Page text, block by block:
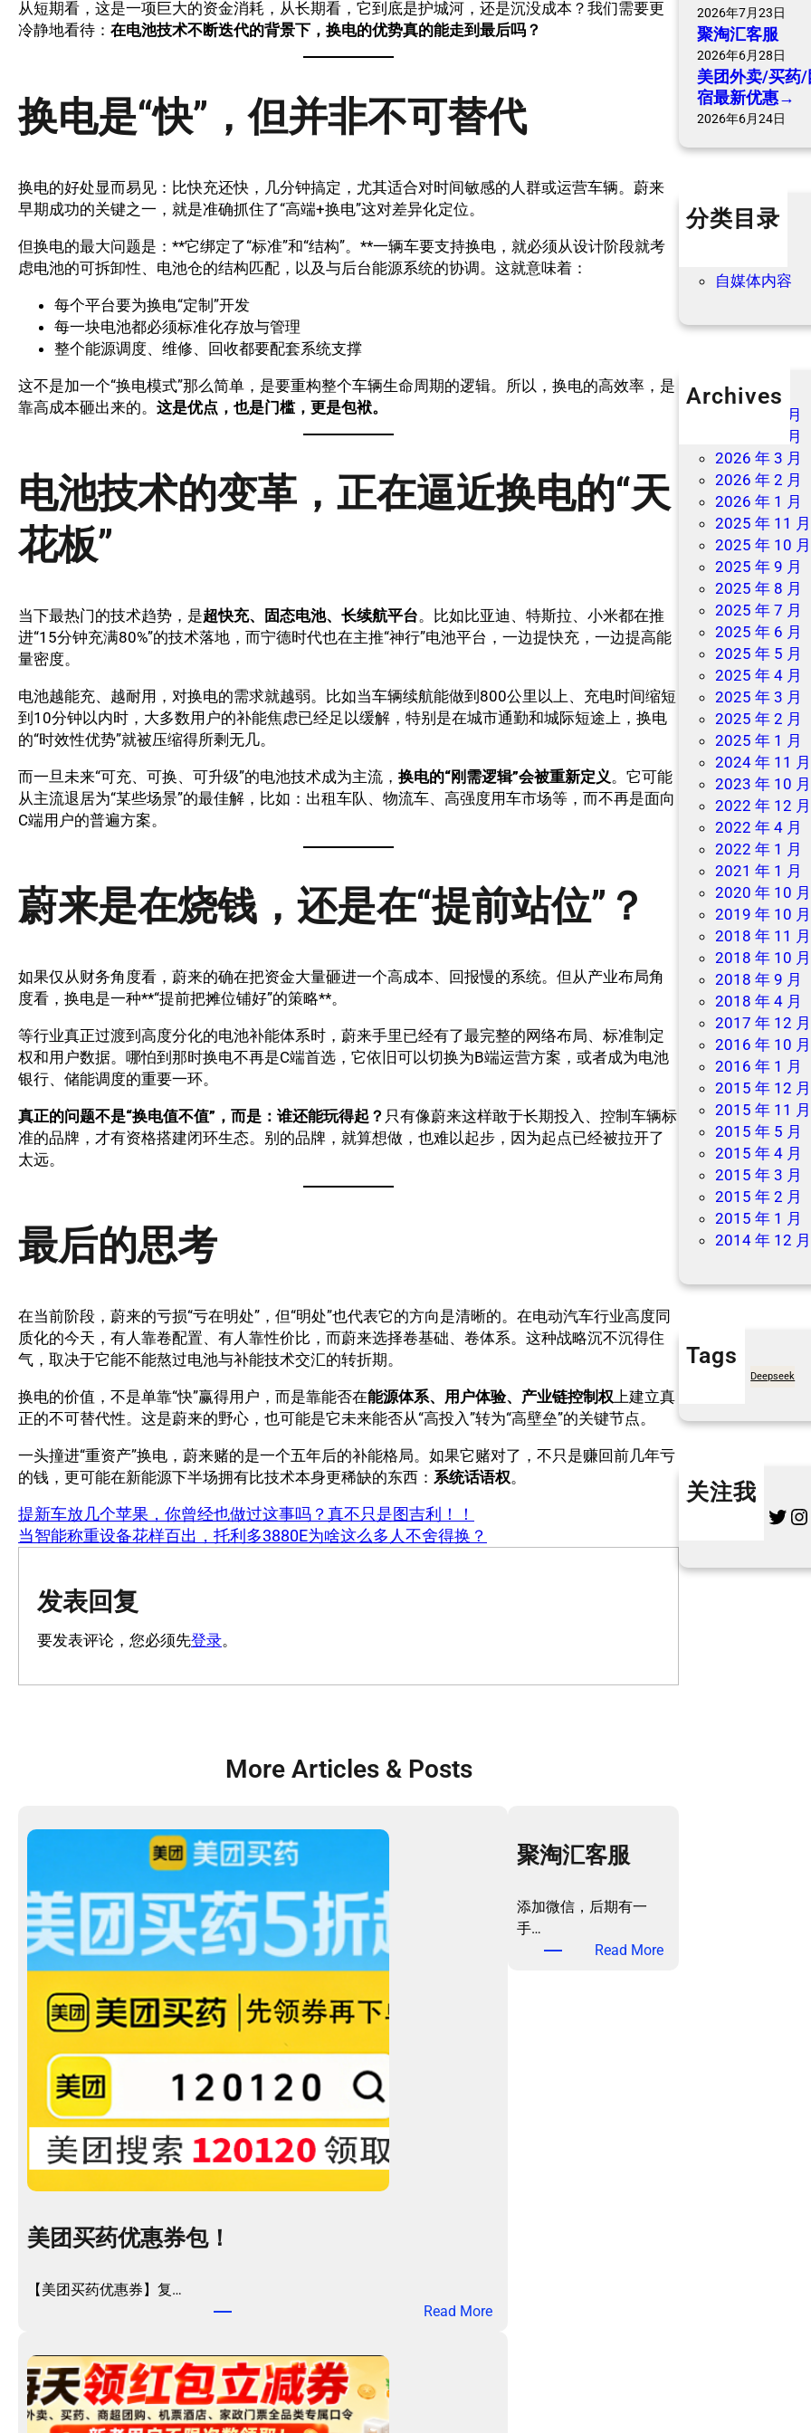
从短期看，这是一项巨大的资金消耗，从长期看，它到底是护城河，还是沉没成本？我们需要更
冷静地看待： 在电池技术不断迭代的背景下，换电的优势真的能走到最后吗？
换电是“快”，但并非不可替代
换电的好处显而易见：比快充还快，几分钟搞定，尤其适合对时间敏感的人群或运营车辆。蔚来
早期成功的关键之一，就是准确抓住了“高端+换电”这对差异化定位。
但换电的最大问题是：**它绑定了“标准”和“结构”。**一辆车要支持换电，就必须从设计阶段就考
虑电池的可拆卸性、电池仓的结构匹配，以及与后台能源系统的协调。这就意味着：
每个平台要为换电“定制”开发
每一块电池都必须标准化存放与管理
整个能源调度、维修、回收都要配套系统支撑
这不是加一个“换电模式”那么简单，是要重构整个车辆生命周期的逻辑。所以，换电的高效率，是
靠高成本砸出来的。 这是优点，也是门槛，更是包袱。
电池技术的变革，正在逼近换电的“天
花板”
当下最热门的技术趋势，是超快充、固态电池、长续航平台。比如比亚迪、特斯拉、小米都在推
进“15分钟充满80%”的技术落地，而宁德时代也在主推“神行”电池平台，一边提快充，一边提高能
量密度。
电池越能充、越耐用，对换电的需求就越弱。比如当车辆续航能做到800公里以上、充电时间缩短
到10分钟以内时，大多数用户的补能焦虑已经足以缓解，特别是在城市通勤和城际短途上，换电
的“时效性优势”就被压缩得所剩无几。
而一旦未来“可充、可换、可升级”的电池技术成为主流， 换电的“刚需逻辑”会被重新定义 。它可能
从主流退居为“某些场景”的最佳解，比如：出租车队、物流车、高强度用车市场等，而不再是面向
C端用户的普遍方案。
蔚来是在烧钱，还是在“提前站位”？
如果仅从财务角度看，蔚来的确在把资金大量砸进一个高成本、回报慢的系统。但从产业布局角
度看，换电是一种**“提前把摊位铺好”的策略**。
等行业真正过渡到高度分化的电池补能体系时，蔚来手里已经有了最完整的网络布局、标准制定
权和用户数据。哪怕到那时换电不再是C端首选，它依旧可以切换为B端运营方案，或者成为电池
银行、储能调度的重要一环。
真正的问题不是“换电值不值”，而是：谁还能玩得起？ 只有像蔚来这样敢于长期投入、控制车辆标
准的品牌，才有资格搭建闭环生态。别的品牌，就算想做，也难以起步，因为起点已经被拉开了
太远。
最后的思考
在当前阶段，蔚来的亏损“亏在明处”，但“明处”也代表它的方向是清晰的。在电动汽车行业高度同
质化的今天，有人靠卷配置、有人靠性价比，而蔚来选择卷基础、卷体系。这种战略沉不沉得住
气，取决于它能不能熬过电池与补能技术交汇的转折期。
换电的价值，不是单靠“快”赢得用户，而是靠能否在能源体系、用户体验、产业链控制权 上建立真
正的不可替代性。这是蔚来的野心，也可能是它未来能否从“高投入”转为“高壁垒”的关键节点。
一头撞进“重资产”换电，蔚来赌的是一个五年后的补能格局。如果它赌对了，不只是赚回前几年亏
的钱，更可能在新能源下半场拥有比技术本身更稀缺的东西： 系统话语权。
提新车放几个苹果，你曾经也做过这事吗？真不只是图吉利！！
当智能称重设备花样百出，托利多3880E为啥这么多人不舍得换？
发表回复
要发表评论，您必须先登录。
More Articles & Posts
美团买药优惠券包！
【美团买药优惠券】复…
Read More：
聚淘汇客服
添加微信，后期有一
手…
Read More：
2026年7月23日
聚淘汇客服
2026年6月28日
美团外卖/买药
宿最新优惠→
2026年6月24日
分类目录
自媒体内容
Archives
2026 年 7 月
2026 年 6 月
2026 年 3 月
2026 年 2 月
2026 年 1 月
2025 年 11 月
2025 年 10 月
2025 年 9 月
2025 年 8 月
2025 年 7 月
2025 年 6 月
2025 年 5 月
2025 年 4 月
2025 年 3 月
2025 年 2 月
2025 年 1 月
2024 年 11 月
2023 年 10 月
2022 年 12 月
2022 年 4 月
2022 年 1 月
2021 年 1 月
2020 年 10 月
2019 年 10 月
2018 年 11 月
2018 年 10 月
2018 年 9 月
2018 年 4 月
2017 年 12 月
2016 年 10 月
2016 年 1 月
2015 年 12 月
2015 年 11 月
2015 年 5 月
2015 年 4 月
2015 年 3 月
2015 年 2 月
2015 年 1 月
2014 年 12 月
Tags
Deepseek
关注我
Twitter Instagram